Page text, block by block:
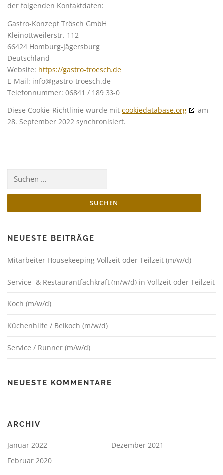
der folgenden Kontaktdaten:
Gastro-Konzept Trösch GmbH
Kleinottweilerstr. 112
66424 Homburg-Jägersburg
Deutschland
Website: https://gastro-troesch.de
E-Mail: info@gastro-troesch.de
Telefonnummer: 06841 / 189 33-0
Diese Cookie-Richtlinie wurde mit cookiedatabase.org
am
28. September 2022 synchronisiert.
NEUESTE BEITRÄGE
Mitarbeiter Housekeeping Vollzeit oder Teilzeit (m/w/d)
Service- & Restaurantfachkraft (m/w/d) in Vollzeit oder Teilzeit
Koch (m/w/d)
Küchenhilfe / Beikoch (m/w/d)
Service / Runner (m/w/d)
NEUESTE KOMMENTARE
ARCHIV
Januar 2022
Dezember 2021
Februar 2020